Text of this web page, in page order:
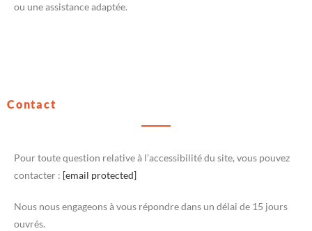
ou une assistance adaptée.
Contact
Pour toute question relative à l’accessibilité du site, vous pouvez
contacter : [email protected]
Nous nous engageons à vous répondre dans un délai de 15 jours
ouvrés.